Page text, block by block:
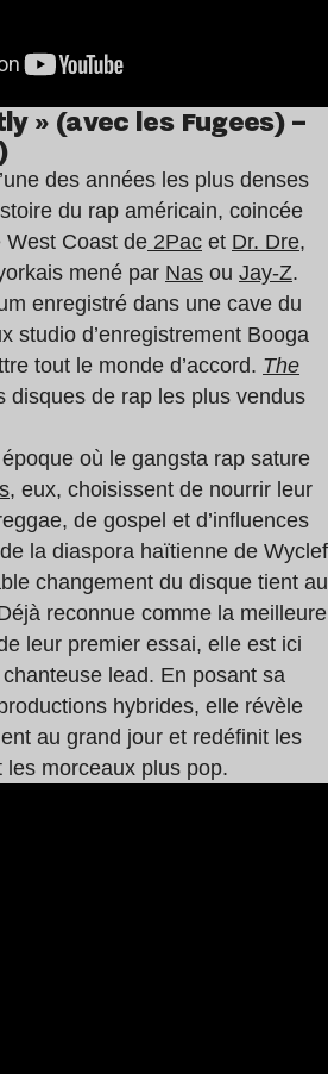
» (avec les Fugees) –
des années les plus denses
du rap américain, coincée
West Coast de 2Pac et Dr. Dre,
mené par Nas ou Jay-Z.
enregistré dans une cave du
studio d’enregistrement Booga
tout le monde d’accord. The
disques de rap les plus vendus
où le gangsta rap sature
, eux, choisissent de nourrir leur
de gospel et d’influences
la diaspora haïtienne de Wyclef
changement du disque tient au
reconnue comme la meilleure
leur premier essai, elle est ici
lead. En posant sa
hybrides, elle révèle
au grand jour et redéfinit les
morceaux plus pop.